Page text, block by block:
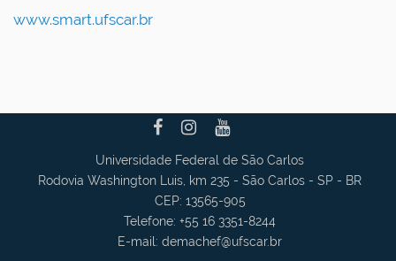
www.smart.ufscar.br
Universidade Federal de São Carlos
Rodovia Washington Luis, km 235 - São Carlos - SP - BR
CEP: 13565-905
Telefone: +55 16 3351-8244
E-mail: demachef@ufscar.br